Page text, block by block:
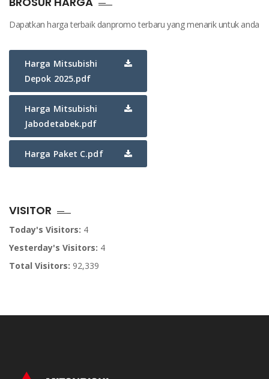
Dapatkan harga terbaik danpromo terbaru yang menarik untuk anda
Harga Mitsubishi
Depok 2025.pdf
Harga Mitsubishi
Jabodetabek.pdf
Harga Paket C.pdf
VISITOR
Today's Visitors: 4
Yesterday's Visitors: 4
Total Visitors: 92,339